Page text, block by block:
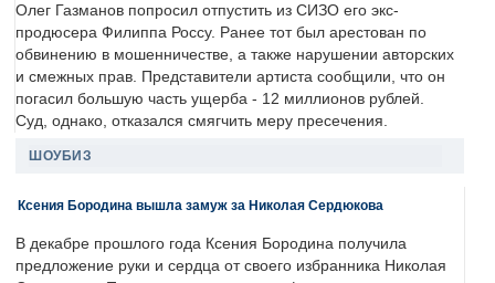
Олег Газманов попросил отпустить из СИЗО его экс-
продюсера Филиппа Россу. Ранее тот был арестован по
обвинению в мошенничестве, а также нарушении авторских
и смежных прав. Представители артиста сообщили, что он
погасил большую часть ущерба - 12 миллионов рублей.
Суд, однако, отказался смягчить меру пресечения.
ШОУБИЗ
Ксения Бородина вышла замуж за Николая Сердюкова
В декабре прошлого года Ксения Бородина получила
предложение руки и сердца от своего избранника Николая